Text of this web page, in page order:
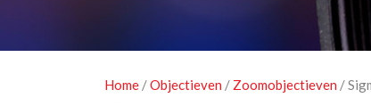
Home /Objectieven / Zoomobjectieven /